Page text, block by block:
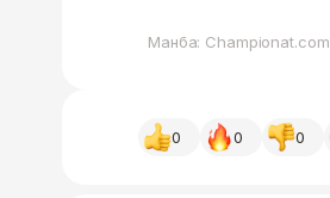
Манба: Championat.com
0 0 0